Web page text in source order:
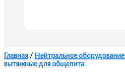
Главная / Нейтральное оборудование
вытяжные для общепита